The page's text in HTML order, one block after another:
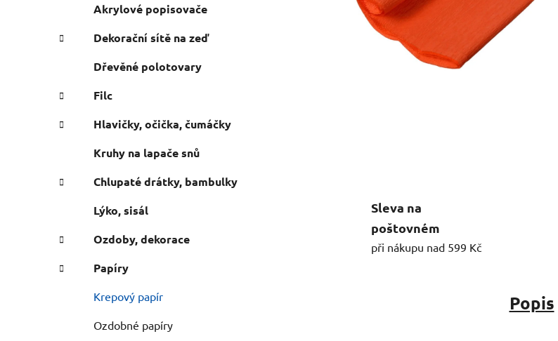
n
a
e
e
Akrylové popisovače
Dekorační sítě na zeď
Dřevěné polotovary
Filc
Hlavičky, očička, čumáčky
Kruhy na lapače snů
Chlupaté drátky, bambulky
Lýko, sisál
Ozdoby, dekorace
Papíry
Krepový papír
Ozdobné papíry
Sleva na
poštovném
při nákupu nad 599 Kč
Popis